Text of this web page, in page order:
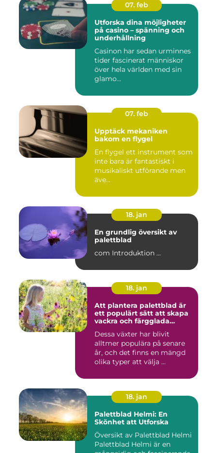
07. feb
Utforska dina möjligheter
på casino – spänning och
underhållning
Casinon har sedan urminnes
tider fascinerat människor
över hela världen med sin
glamo...
07. feb
Upptäck mekaniken
bakom en flygel
En flygel ett instrument som
inte bara är fantastiskt i
musikaliskt utförande men
äve...
18. jan
En grundlig översikt av
palettblad
com Introduktion ...
18. jan
Att plantera palettblad är
ett populärt sätt att skapa
vackra och färgglada
inomhusmiljöer
Dessa växter har blivit
alltmer populära på senare
år, och det finns en mängd
olika typer att välja ...
18. jan
Palettblad Helmi: En
Skönhet att Utforska
Översikt av Palettblad Helmi
Palettblad Helmi är en